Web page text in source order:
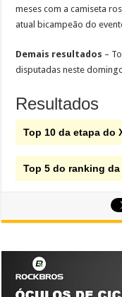
meses com a camiseta
atual bicampeão do
Demais resultados –
disputadas neste
Resultados
Top 10 da etapa do
Top 5 do ranking